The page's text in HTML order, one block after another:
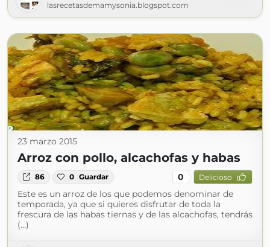
lasrecetasdemamysonia.blogspot.com
23 marzo 2015
Arroz con pollo, alcachofas y habas
86 0 Guardar 0 Delicioso
Este es un arroz de los que podemos denominar de
temporada, ya que si quieres disfrutar de toda la
frescura de las habas tiernas y de las alcachofas, tendrás
(...)